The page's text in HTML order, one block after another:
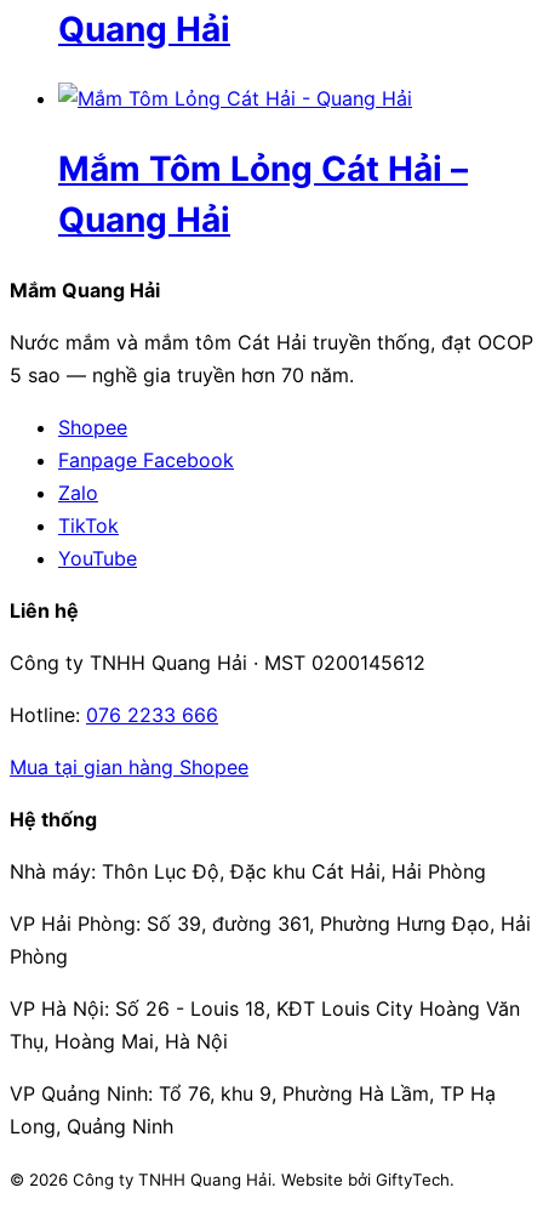
Quang Hải
Mắm Tôm Lỏng Cát Hải –
Quang Hải
Mắm Quang Hải
Nước mắm và mắm tôm Cát Hải truyền thống, đạt OCOP
5 sao — nghề gia truyền hơn 70 năm.
Shopee
Fanpage Facebook
Zalo
TikTok
YouTube
Liên hệ
Công ty TNHH Quang Hải · MST 0200145612
Hotline: 076 2233 666
Mua tại gian hàng Shopee
Hệ thống
Nhà máy: Thôn Lục Độ, Đặc khu Cát Hải, Hải Phòng
VP Hải Phòng: Số 39, đường 361, Phường Hưng Đạo, Hải
Phòng
VP Hà Nội: Số 26 - Louis 18, KĐT Louis City Hoàng Văn
Thụ, Hoàng Mai, Hà Nội
VP Quảng Ninh: Tổ 76, khu 9, Phường Hà Lầm, TP Hạ
Long, Quảng Ninh
© 2026 Công ty TNHH Quang Hải. Website bởi GiftyTech.